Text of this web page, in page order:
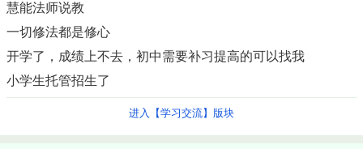
慧能法师说教
一切修法都是修心
开学了，成绩上不去，初中需要补习提高的可以找我
小学生托管招生了
进入【学习交流】版块